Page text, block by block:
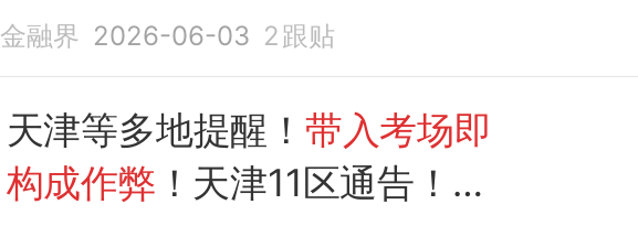
金融界 2026-06-03 2 跟贴
天津等多地提醒！ 带入考场即
构成作弊 ！天津11区通告！交